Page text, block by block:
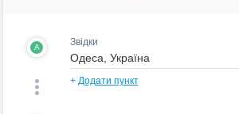
A Звідки
+ Додати пункт